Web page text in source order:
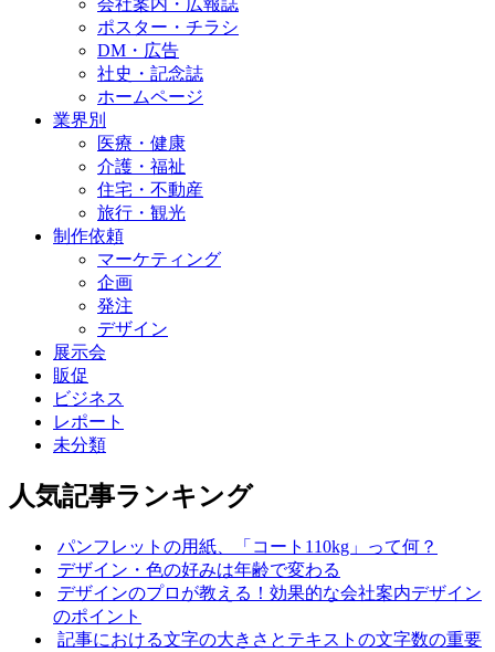
ポスター・チラシ
DM・広告
社史・記念誌
ホームページ
業界別
医療・健康
介護・福祉
住宅・不動産
旅行・観光
制作依頼
マーケティング
企画
発注
デザイン
展示会
販促
ビジネス
レポート
未分類
人気記事ランキング
パンフレットの用紙、「コート110kg」って何？
デザイン・色の好みは年齢で変わる
デザインのプロが教える！効果的な会社案内デザイン
のポイント
記事における文字の大きさとテキストの文字数の重要